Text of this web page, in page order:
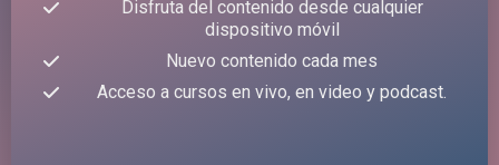
Disfruta del contenido desde cualquier
dispositivo móvil
Nuevo contenido cada mes
Acceso a cursos en vivo, en video y podcast.